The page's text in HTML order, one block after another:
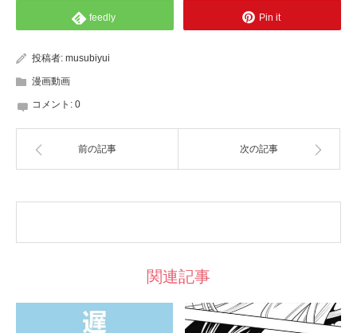
feedly Pin it
投稿者: musubiyui
漫画動画
コメント: 0
前の記事 次の記事
関連記事